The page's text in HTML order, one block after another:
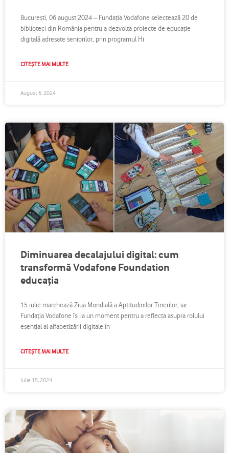
București, 06 august 2024 – Fundația Vodafone selectează 20 de
biblioteci din România pentru a dezvolta proiecte de educație
digitală adresate seniorilor, prin programul Hi
CITEȘTE MAI MULTE
August 6, 2024
Diminuarea decalajului digital: cum
transformă Vodafone Foundation
educația
15 iulie marchează Ziua Mondială a Aptitudinilor Tinerilor, iar
Fundația Vodafone își ia un moment pentru a reflecta asupra rolului
esențial al alfabetizării digitale în
CITEȘTE MAI MULTE
Iulie 15, 2024